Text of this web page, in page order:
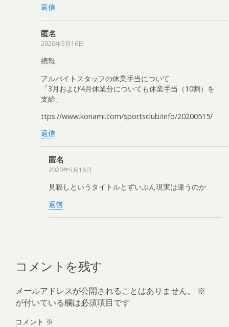
返信
匿名
2020年5月16日
続報
アルバイトスタッフの休業手当について
「3月および4月休業分についても休業手当（10割）を
支給」
ttps://www.konami.com/sportsclub/info/20200515/
返信
匿名
2020年5月18日
見殺しというタイトルとずいぶん現実は違うのか
返信
コメントを残す
メールアドレスが公開されることはありません。
※
が付いている欄は必須項目です
コメント ※